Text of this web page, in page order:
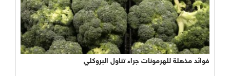
فوائد مذهلة للهرمونات جراء تناول البروكلي